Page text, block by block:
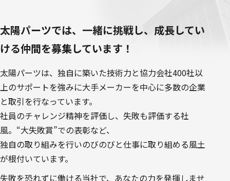
太陽パーツでは、一緒に挑戦し、成長してい
ける仲間を募集しています！
太陽パーツは、独自に築いた技術力と協力会社400社以
上のサポートを強みに大手メーカーを中心に多数の企業
と取引を行なっています。
社員のチャレンジ精神を評価し、失敗も評価する社
風。“大失敗賞”での表彰など、
独自の取り組みを行いのびのびと仕事に取り組める風土
が根付いています。
失敗を恐れずに働ける当社で、あなたの力を発揮しませ